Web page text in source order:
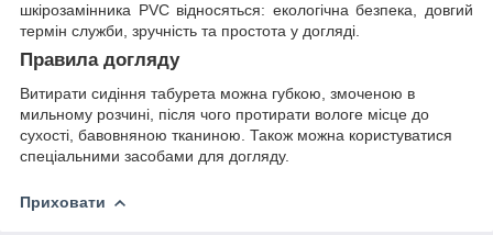
шкірозамінника PVC відносяться: екологічна безпека, довгий
термін служби, зручність та простота у догляді.
Правила догляду
Витирати сидіння табурета можна губкою, змоченою в
мильному розчині, після чого протирати вологе місце до
сухості, бавовняною тканиною. Також можна користуватися
спеціальними засобами для догляду.
Приховати